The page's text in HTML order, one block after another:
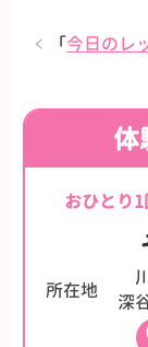
「今日のレ
体
おひとり
所在地
深